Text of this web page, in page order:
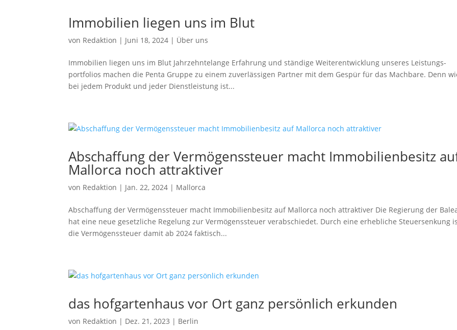
Immobilien liegen uns im Blut
von Redaktion | Juni 18, 2024 | Über uns
Immobilien liegen uns im Blut Jahrzehntelange Erfahrung und ständige Weiterentwicklung unseres Leistungs­
portfolios machen die Penta Gruppe zu einem zuverlässigen Partner mit dem Gespür für das Machbare. Denn
bei jedem Produkt und jeder Dienst­leistung ist...
Abschaffung der Vermögenssteuer macht Immobilienbesitz
Mallorca noch attraktiver
von Redaktion | Jan. 22, 2024 | Mallorca
Abschaffung der Vermögenssteuer macht Immobilienbesitz auf Mallorca noch attraktiver Die Regierung der
hat eine neue gesetzliche Regelung zur Vermögenssteuer verabschiedet. Durch eine erhebliche Steuersenkung
die Vermögenssteuer damit ab 2024 faktisch...
das hofgartenhaus vor Ort ganz persönlich erkunden
von Redaktion | Dez. 21, 2023 | Berlin